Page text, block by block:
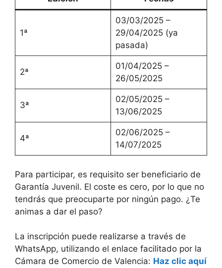
1ª
03/03/2025 –
29/04/2025 (ya
pasada)
2ª
01/04/2025 –
26/05/2025
3ª
02/05/2025 –
13/06/2025
4ª
02/06/2025 –
14/07/2025
Para participar, es requisito ser beneficiario de
Garantía Juvenil. El coste es cero, por lo que no
tendrás que preocuparte por ningún pago. ¿Te
animas a dar el paso?
La inscripción puede realizarse a través de
WhatsApp, utilizando el enlace facilitado por la
Cámara de Comercio de Valencia: Haz clic aquí